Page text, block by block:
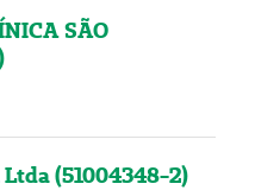
SÃO
(51004348-2)